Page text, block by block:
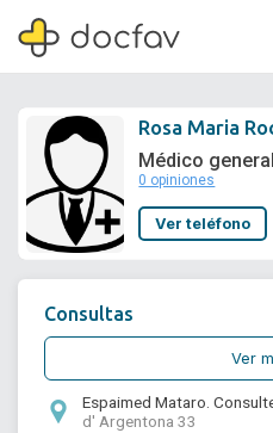
Rosa Maria
Médico general
0 opiniones
Ver teléfono
Consultas
Ver
Espaimed Mataro.
d' Argentona 33